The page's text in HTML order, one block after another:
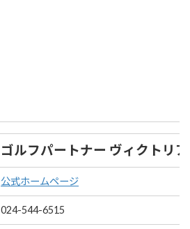
ゴルフパートナー ヴィクトリ
公式ホームページ
024-544-6515